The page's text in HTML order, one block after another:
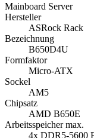
Mainboard Server
Hersteller
ASRock Rack
Bezeichnung
B650D4U
Formfaktor
Micro-ATX
Sockel
AM5
Chipsatz
AMD B650E
Arbeitsspeicher max.
4x DDR5-5600